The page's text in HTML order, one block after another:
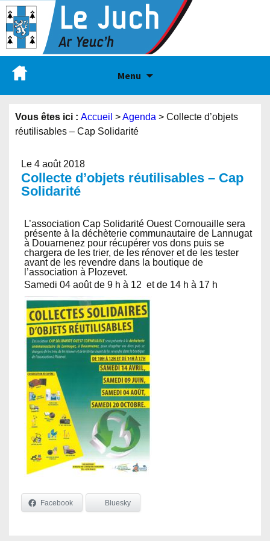
Menu
Vous êtes ici : Accueil >Agenda > Collecte d’objets
réutilisables – Cap Solidarité
Le 4 août 2018
Collecte d’objets réutilisables – Cap
Solidarité
L’association Cap Solidarité Ouest Cornouaille sera
présente à la déchèterie communautaire de Lannugat
à Douarnenez pour récupérer vos dons puis se
chargera de les trier, de les rénover et de les tester
avant de les revendre dans la boutique de
l’association à Plozevet.
Samedi 04 août de 9 h à 12 et de 14 h à 17 h
Facebook Bluesky